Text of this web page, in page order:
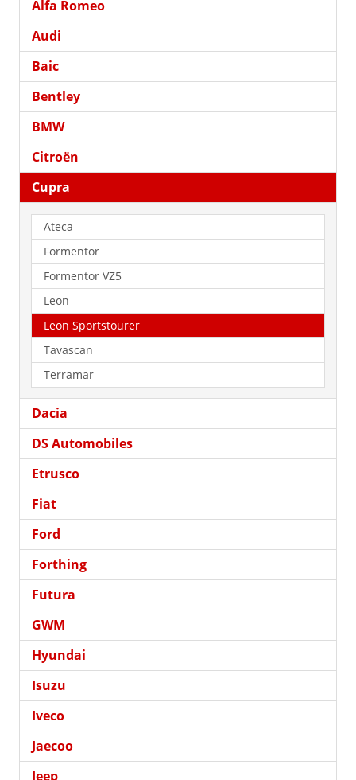
Alfa Romeo
Audi
Baic
Bentley
BMW
Citroën
Cupra
Ateca
Formentor
Formentor VZ5
Leon
Leon Sportstourer
Tavascan
Terramar
Dacia
DS Automobiles
Etrusco
Fiat
Ford
Forthing
Futura
GWM
Hyundai
Isuzu
Iveco
Jaecoo
Jeep